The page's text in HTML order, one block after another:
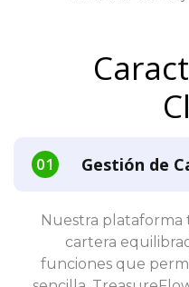
Gestión de
Nuestra plataforma
cartera
funciones que